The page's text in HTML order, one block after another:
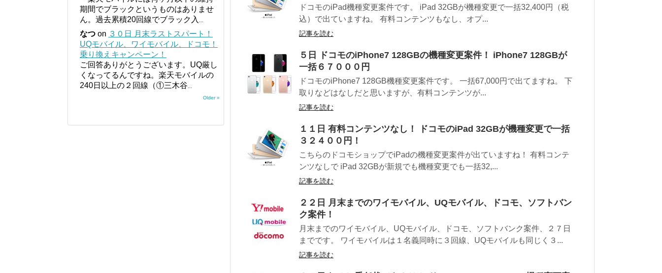
ドコモのiPad機種変更案件です。 iPad 32GBが機種変更で一括32,400円（税
込）で出ていますね。 有料コンテンツもなし、オプ...
記事を読む
５日 ドコモのiPhone7 128GBの機種変更案件！ iPhone7 128GBが
一括６７０００円
ドコモのiPhone7 128GB機種変更案件です。 一括67,000円で出てますね。 下
取りなどはなしだと思いますが、有料コンテンツが...
記事を読む
１１日 有料コンテンツなし！ ドコモのiPad 32GBが機種変更で一括
３２４００円！
こちらのドコモショップでiPadの機種変更案件が出ていますね！ 有料コンテ
ンツなしで iPad 32GBが新規でも機種変更でも一括32,...
記事を読む
２２日 月末までのワイモバイル、UQモバイル、ドコモ、ソフトバン
ク案件！
月末までのワイモバイル、UQモバイル、ドコモ、ソフトバンク案件、２７日
までです。 ワイモバイルは１名義同時に３回線、UQモバイルも同じく３...
記事を読む
期間でブラックというものはありませ
ん。過去累積20回線でブラック入
なつ on ３０日 月末ラストスパート！
UQモバイル、ワイモバイル、ドコモ！
乗り換えキャンペーン！
ご回答ありがとうございます。UQ厳し
くなってるんですね。楽天モバイルの
240日以上の２回線（①三木谷
Older »